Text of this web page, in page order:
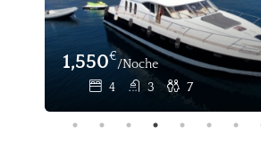
3,200€
/Prezzo giornaliero
12